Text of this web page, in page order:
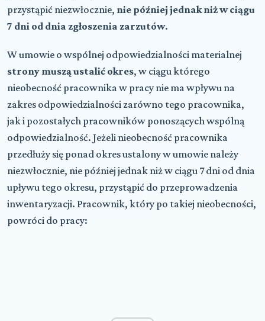
przystąpić niezwłocznie, nie później jednak niż w ciągu
7 dni od dnia zgłoszenia zarzutów.
W umowie o wspólnej odpowiedzialności materialnej
strony muszą ustalić okres, w ciągu którego
nieobecność pracownika w pracy nie ma wpływu na
zakres odpowiedzialności zarówno tego pracownika,
jak i pozostałych pracowników ponoszących wspólną
odpowiedzialność. Jeżeli nieobecność pracownika
przedłuży się ponad okres ustalony w umowie należy
niezwłocznie, nie później jednak niż w ciągu 7 dni od dnia
upływu tego okresu, przystąpić do przeprowadzenia
inwentaryzacji. Pracownik, który po takiej nieobecności,
powróci do pracy: